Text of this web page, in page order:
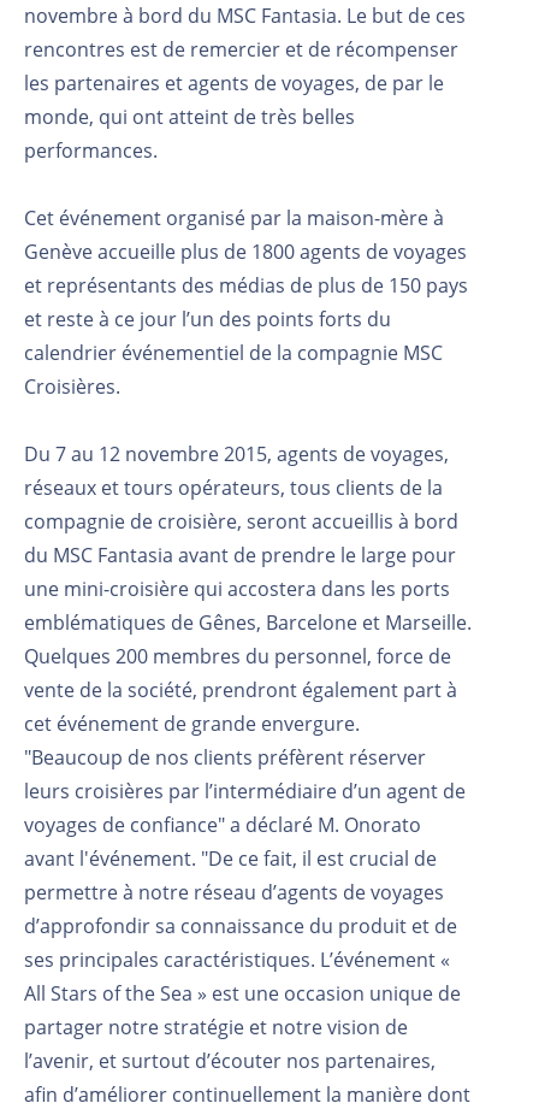
novembre à bord du MSC Fantasia. Le but de ces
rencontres est de remercier et de récompenser
les partenaires et agents de voyages, de par le
monde, qui ont atteint de très belles
performances.
Cet événement organisé par la maison-mère à
Genève accueille plus de 1800 agents de voyages
et représentants des médias de plus de 150 pays
et reste à ce jour l’un des points forts du
calendrier événementiel de la compagnie MSC
Croisières.
Du 7 au 12 novembre 2015, agents de voyages,
réseaux et tours opérateurs, tous clients de la
compagnie de croisière, seront accueillis à bord
du MSC Fantasia avant de prendre le large pour
une mini-croisière qui accostera dans les ports
emblématiques de Gênes, Barcelone et Marseille.
Quelques 200 membres du personnel, force de
vente de la société, prendront également part à
cet événement de grande envergure.
"Beaucoup de nos clients préfèrent réserver
leurs croisières par l’intermédiaire d’un agent de
voyages de confiance" a déclaré M. Onorato
avant l'événement. "De ce fait, il est crucial de
permettre à notre réseau d’agents de voyages
d’approfondir sa connaissance du produit et de
ses principales caractéristiques. L’événement «
All Stars of the Sea » est une occasion unique de
partager notre stratégie et notre vision de
l’avenir, et surtout d’écouter nos partenaires,
afin d’améliorer continuellement la manière dont